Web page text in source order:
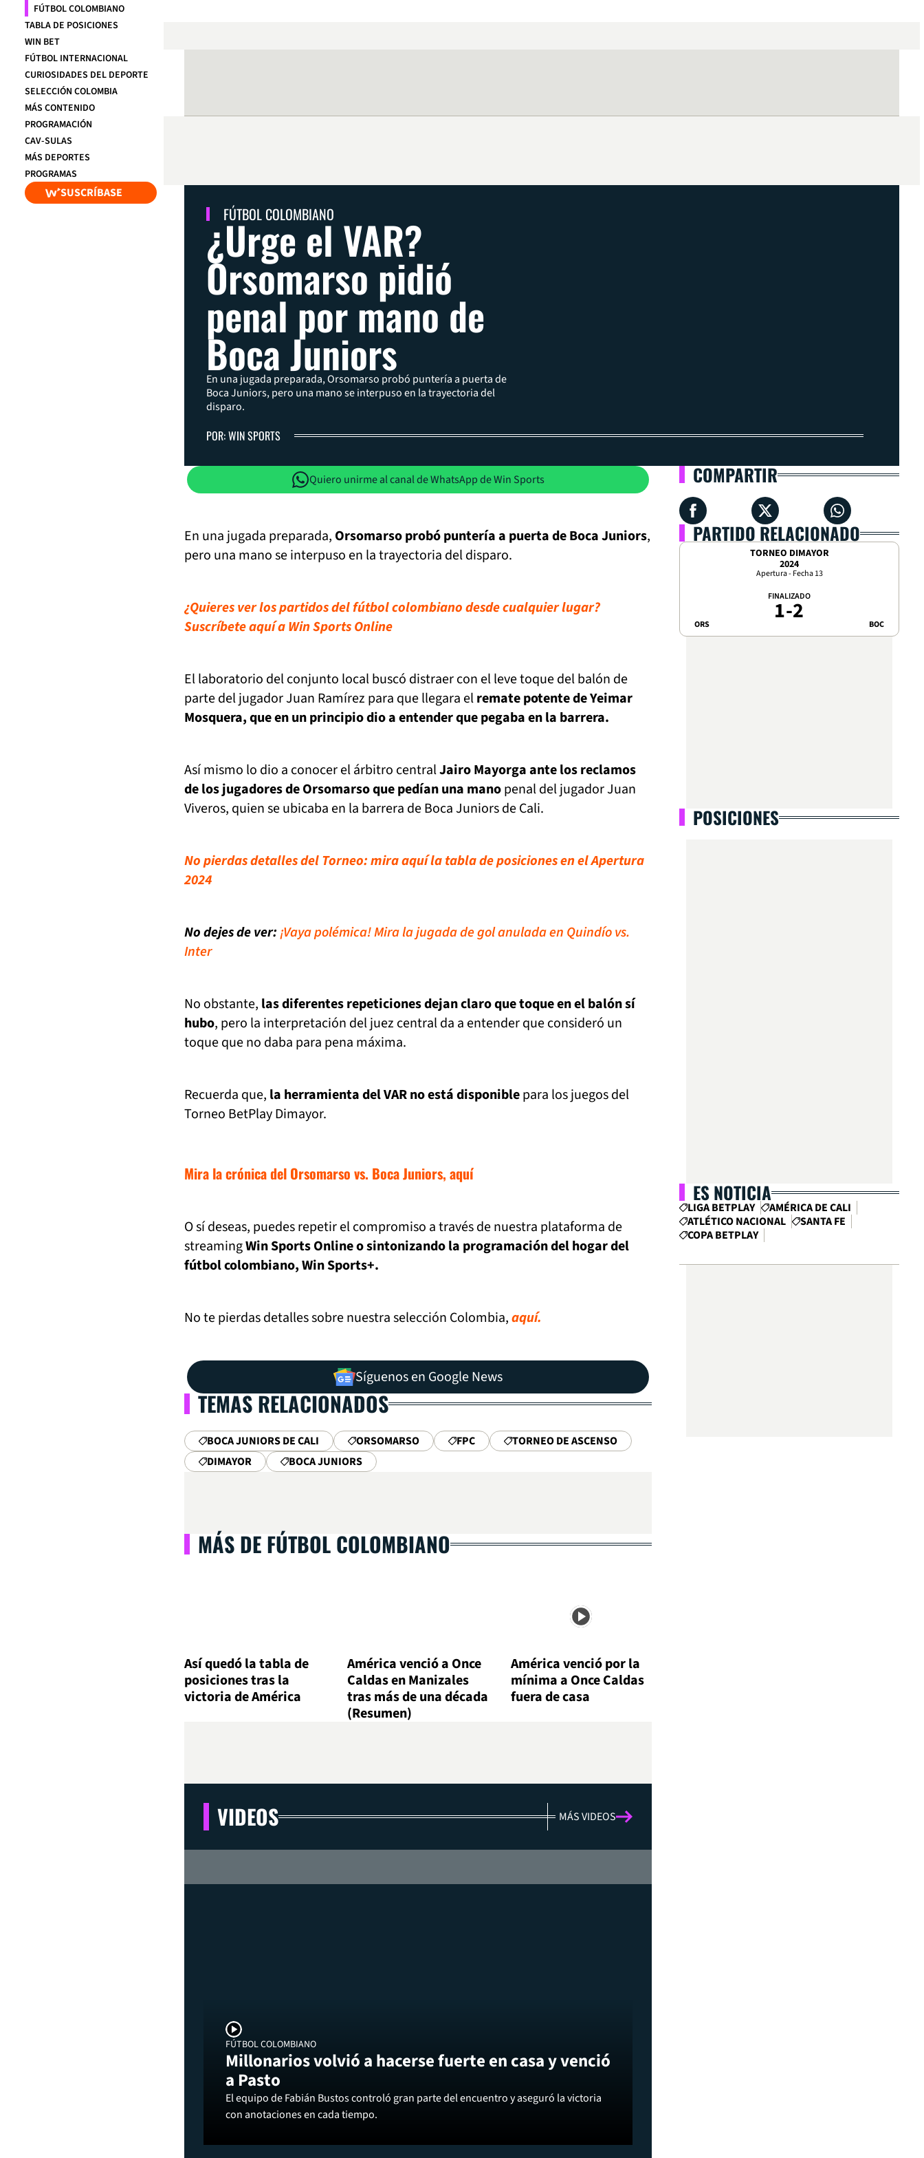
FÚTBOL COLOMBIANO
TABLA DE POSICIONES
WIN BET
FÚTBOL INTERNACIONAL
CURIOSIDADES DEL DEPORTE
SELECCIÓN COLOMBIA
MÁS CONTENIDO
PROGRAMACIÓN
CAV-SULAS
MÁS DEPORTES
PROGRAMAS
SUSCRÍBASE
FÚTBOL COLOMBIANO
¿Urge el VAR?
Orsomarso pidió
penal por mano de
Boca Juniors
En una jugada preparada, Orsomarso probó puntería a puerta de
Boca Juniors, pero una mano se interpuso en la trayectoria del
disparo.
POR: WIN SPORTS
Quiero unirme al canal de WhatsApp de Win Sports
En una jugada preparada, Orsomarso probó puntería a puerta de Boca Juniors,
pero una mano se interpuso en la trayectoria del disparo.
¿Quieres ver los partidos del fútbol colombiano desde cualquier lugar?
Suscríbete aquí a Win Sports Online
El laboratorio del conjunto local buscó distraer con el leve toque del balón de
parte del jugador Juan Ramírez para que llegara elremate potente de Yeimar
Mosquera, que en un principio dio a entender que pegaba en la barrera.
Así mismo lo dio a conocer el árbitro centralJairo Mayorga ante los reclamos
de los jugadores de Orsomarso que pedían una manopenal del jugador Juan
Viveros, quien se ubicaba en la barrera de Boca Juniors de Cali.
No pierdas detalles del Torneo: mira aquí la tabla de posiciones en el Apertura
2024
No dejes de ver:¡Vaya polémica! Mira la jugada de gol anulada en Quindío vs.
Inter
No obstante, las diferentes repeticiones dejan claro que toque en el balón sí
hubo, pero la interpretación del juez central da a entender que consideró un
toque que no daba para pena máxima.
Recuerda que, la herramienta del VAR no está disponiblepara los juegos del
Torneo BetPlay Dimayor.
Mira la crónica del Orsomarso vs. Boca Juniors, aquí
O sí deseas, puedes repetir el compromiso a través de nuestra plataforma de
streamingWin Sports Online o sintonizando la programación del hogar del
fútbol colombiano, Win Sports+.
No te pierdas detalles sobre nuestra selección Colombia,aquí.
Síguenos en Google News
TEMAS RELACIONADOS
BOCA JUNIORS DE CALI ORSOMARSO FPC
TORNEO DE ASCENSO
DIMAYOR
BOCA JUNIORS
MÁS DE FÚTBOL COLOMBIANO
Así quedó la tabla de
posiciones tras la
victoria de América
América venció a Once
Caldas en Manizales
tras más de una década
(Resumen)
América venció por la
mínima a Once Caldas
fuera de casa
VIDEOS MÁS VIDEOS
FÚTBOL COLOMBIANO
Millonarios volvió a hacerse fuerte en casa y venció
a Pasto
El equipo de Fabián Bustos controló gran parte del encuentro y aseguró la victoria
con anotaciones en cada tiempo.
COMPARTIR
PARTIDO RELACIONADO
TORNEO DIMAYOR
2024
Apertura - Fecha 13
ORS
FINALIZADO
1-2 BOC
POSICIONES
ES NOTICIA
LIGA BETPLAY
AMÉRICA DE CALI
ATLÉTICO NACIONAL
SANTA FE
COPA BETPLAY